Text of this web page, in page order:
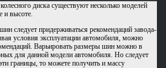
диска существуют несколько моделей
высоте.
следует придерживаться рекомендаций завода-
условия эксплуатации автомобиля, можно
Варьировать размеры шин можно в
для данной модели автомобиля. Но следует
границы, то можете получить и массу